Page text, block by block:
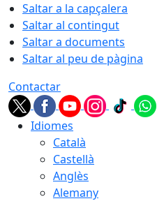
Saltar a la capçalera
Saltar al contingut
Saltar a documents
Saltar al peu de pàgina
Contactar
Idiomes
Català
Castellà
Anglès
Alemany